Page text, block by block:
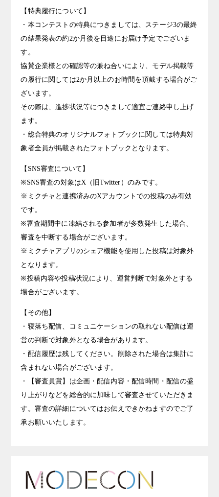
【特典履行について】
・本コンテストの特典につきましては、ステージ3の最終
の結果発表の約2か月後を目途にお届け予定でございま
す。
協賛企業様との確認等の兼ね合いにより、モデル掲載等
の履行に関しては2か月以上のお時間を頂戴する場合がご
ざいます。
その際は、進捗状況等につきまして適宜ご連絡申し上げ
ます。
・総合特典のオリジナルフォトブックに関しては特典対
象者全員が掲載されたフォトブックとなります。
【SNS審査について】
※SNS審査の対象はX（旧Twitter）のみです。
※ミクチャと連携済みのXアカウントでの投稿のみ有効
です。
※審査期間中に凍結される参加者が多数発生した場合、
審査を中断する場合がございます。
※ミクチャアプリのシェア機能を使用した投稿は対象外
となります。
※投稿内容や投稿状況により、運営判断で対象外とする
場合がございます。
【その他】
・寝落ち配信、コミュニケーションの取れない配信は運
営の判断で対象外となる場合があります。
・配信履歴は残してください。削除された場合は集計に
含まれない場合がございます。
・【審査員賞】は企画・配信内容・配信時間・配信の盛
り上がりなどを総合的に加味して審査させていただきま
す。審査の詳細についてはお伝えできかねますのでご了
承お願いいたします。